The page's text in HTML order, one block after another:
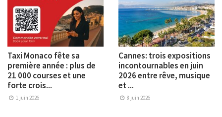
Taxi Monaco fête sa
première année : plus de
21 000 courses et une
forte crois...
1 juin 2026
Cannes: trois expositions
incontournables en juin
2026 entre rêve, musique
et ...
8 juin 2026